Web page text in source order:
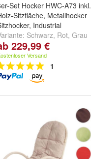
Set Hocker HWC-A73 inkl.
Sitzfläche, Metallhocker
Industrial
Schwarz, Rot, Grau
weitere ...
229,99 €
Versand
1